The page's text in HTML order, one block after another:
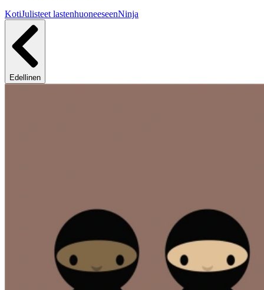
KotiJulisteet lastenhuoneeseenNinja
Edellinen